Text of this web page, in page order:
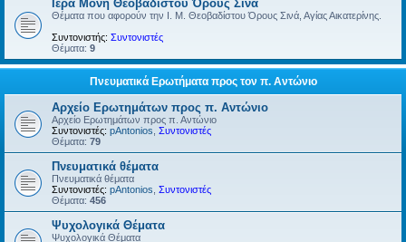
Ιερά Μονή Θεοβαδίστου Όρους Σινά
Θέματα που αφορούν την Ι. Μ. Θεοβαδίστου Όρους Σινά, Αγίας Αικατερίνης.
Συντονιστής: Συντονιστές
Θέματα: 9
Πνευματικά Ερωτήματα προς τον π. Αντώνιο
Αρχείο Ερωτημάτων προς π. Αντώνιο
Αρχείο Ερωτημάτων προς π. Αντώνιο
Συντονιστές: pAntonios Συντονιστές
Θέματα: 79
Πνευματικά θέματα
Πνευματικά θέματα
Συντονιστές: pAntonios Συντονιστές
Θέματα: 456
Ψυχολογικά Θέματα
Ψυχολογικά Θέματα